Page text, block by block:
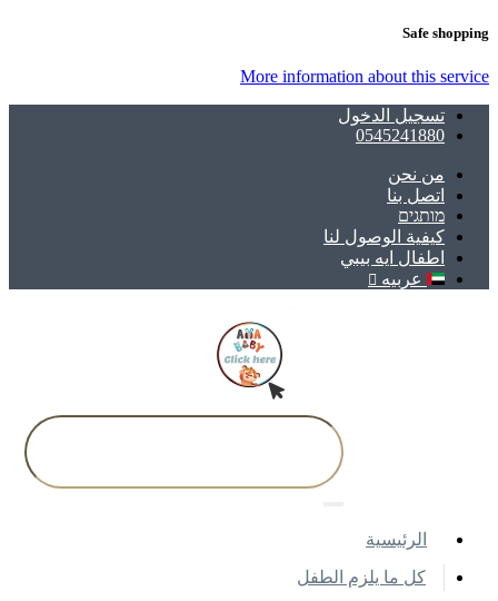
Safe shopping
More information about this service
تسجيل الدخول
0545241880
ﻣﻦ ﻧﺤﻦ
اتصل بنا
מותגים
كيفية الوصول لنا
اطفال ايه بيبي
عربيه
اﻟﺮﺋﻴﺴﻴﺔ
كل ما يلزم الطفل